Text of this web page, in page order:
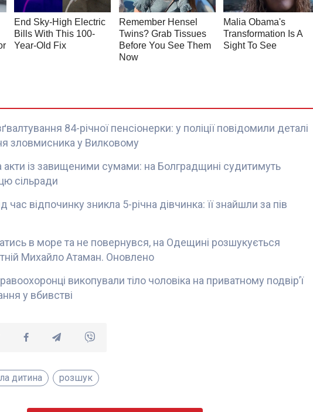
84-річної пенсіонерки: у поліції повідомили деталі
зловмисника у Вилковому
акти із завищеними сумами: на Болградщині судитимуть
сільради
час відпочинку зникла 5-річна дівчинка: її знайшли за пів
в море та не повернувся, на Одещині розшукується
Михайло Атаман. Оновлено
викопували тіло чоловіка на приватному подвір’ї
у вбивстві
дитина розшук